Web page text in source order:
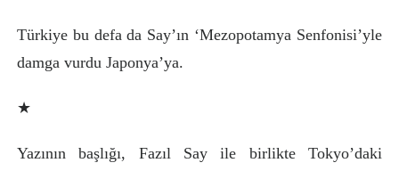
Türkiye bu defa da Say’ın ‘Mezopotamya Senfonisi’yle
damga vurdu Japonya’ya.
★
Yazının başlığı, Fazıl Say ile birlikte Tokyo’daki